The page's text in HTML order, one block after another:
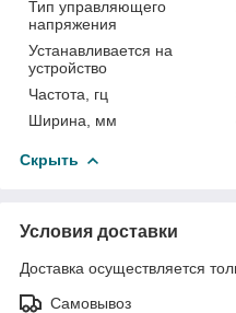
Тип управляющего
напряжения
Устанавливается на
устройство
Частота, гц
Ширина, мм
Скрыть
Условия доставки
Доставка осуществляется
Самовывоз